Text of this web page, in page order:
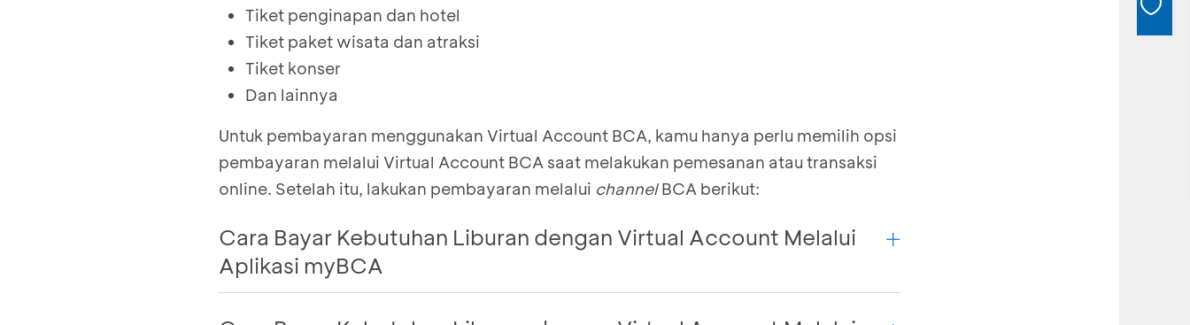
Tiket penginapan dan hotel
Tiket paket wisata dan atraksi
Tiket konser
Dan lainnya
Untuk pembayaran menggunakan Virtual Account BCA, kamu hanya perlu memilih opsi
pembayaran melalui Virtual Account BCA saat melakukan pemesanan atau transaksi
online. Setelah itu, lakukan pembayaran melalui channelBCA berikut:
Cara Bayar Kebutuhan Liburan dengan Virtual Account Melalui
Aplikasi myBCA